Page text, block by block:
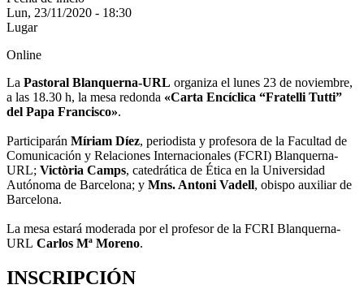
Lun, 23/11/2020 - 18:30
Lugar
Online
La Pastoral Blanquerna-URL organiza el lunes 23 de noviembre,
a las 18.30 h, la mesa redonda «Carta Encíclica “Fratelli Tutti”
del Papa Francisco».
Participarán Míriam Díez, periodista y profesora de la Facultad de
Comunicación y Relaciones Internacionales (FCRI) Blanquerna-
URL; Victòria Camps, catedrática de Ética en la Universidad
Autónoma de Barcelona; y Mns. Antoni Vadell, obispo auxiliar de
Barcelona.
La mesa estará moderada por el profesor de la FCRI Blanquerna-
URL Carlos Mª Moreno.
INSCRIPCIÓN